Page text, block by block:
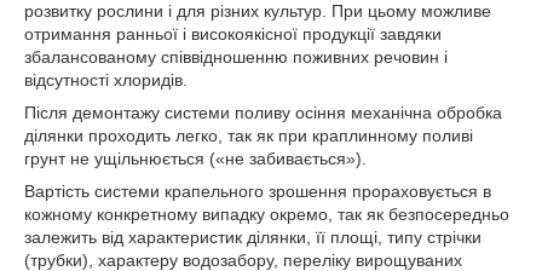
розвитку рослини і для різних культур. При цьому можливе
отримання ранньої і високоякісної продукції завдяки
збалансованому співвідношенню поживних речовин і
відсутності хлоридів.
Після демонтажу системи поливу осіння механічна обробка
ділянки проходить легко, так як при краплинному поливі
грунт не ущільнюється («не забивається»).
Вартість системи крапельного зрошення прораховується в
кожному конкретному випадку окремо, так як безпосередньо
залежить від характеристик ділянки, її площі, типу стрічки
(трубки), характеру водозабору, переліку вирощуваних